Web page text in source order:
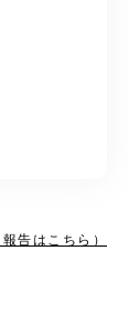
告はこちら）